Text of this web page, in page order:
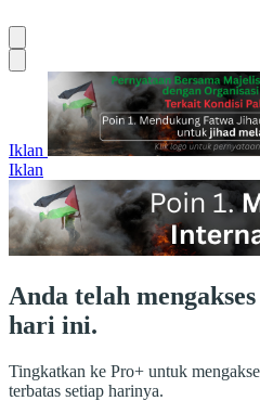
Iklan
Iklan
Anda telah
hari ini.
Tingkatkan ke Pro+ untuk
terbatas setiap harinya.